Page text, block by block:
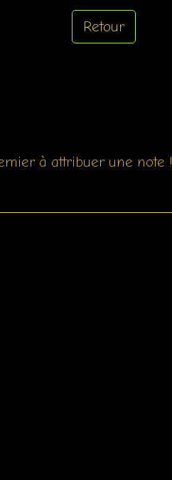
Retour
à attribuer une note !